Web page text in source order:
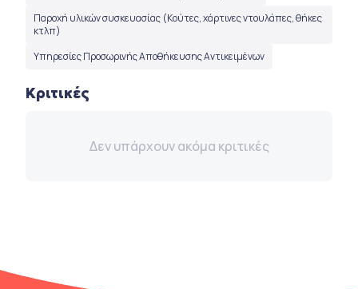
Παροχή υλικών συσκευασίας (Κούτες, χάρτινες ντουλάπες, θήκες
κτλπ)
Υπηρεσίες Προσωρινής Αποθήκευσης Αντικειμένων
Κριτικές
Δεν υπάρχουν ακόμα κριτικές